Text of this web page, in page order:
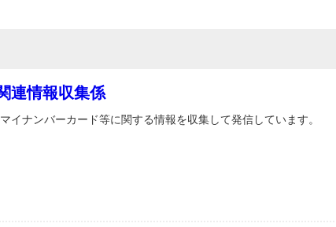
連情報収集係
イナンバーカード等に関する情報を収集して発信しています。